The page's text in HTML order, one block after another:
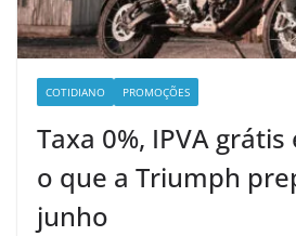
COTIDIANO PROMOÇÕES
Taxa 0%, IPVA
o que a Triumph
junho